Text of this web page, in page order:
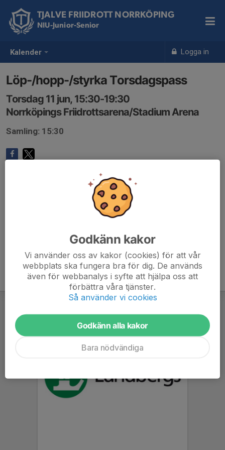
Kalender Logga in
TJALVE FRIIDROTT NORRKÖPING
NIU-Junior-Senior
Löp-/hopp-/styrka Torsdagspass
Torsdag 11 jun, 15:30-19:30
Norrköpings Friidrottsarena/Stadium Arena
Samling: 15:30
Godkänn kakor
Vi använder oss av kakor (cookies) för att vår
webbplats ska fungera bra för dig. De används
även för webbanalys i syfte att hjälpa oss att
förbättra våra tjänster.
Så använder vi cookies
Godkänn alla kakor
Bara nödvändiga